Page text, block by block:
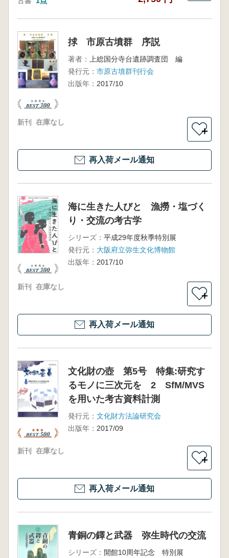
捄 市原古墳群 序説
著者： 上総国分寺台遺跡調査団 編
発行元： 市原古墳群刊行会
出版年： 2017/10
新刊 在庫なし
＋
再入荷メール通知
海に生きた人びと 漁撈・塩づく
り・交流の考古学
シリーズ： 平成29年度秋季特別展
発行元： 大阪府立弥生文化博物館
出版年： 2017/10
新刊 在庫なし
＋
再入荷メール通知
文化財の壺 第5号 特集:研究す
るモノに三次元を 2 SfM/MVS
を用いた考古資料計測
発行元： 文化財方法論研究会
出版年： 2017/09
新刊 在庫なし
＋
再入荷メール通知
青銅の鐸と武器 弥生時代の交流
シリーズ： 開館10周年記念 特別展